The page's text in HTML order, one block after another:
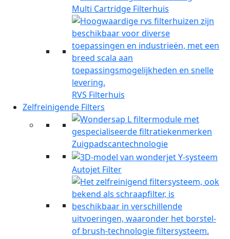
Multi Cartridge Filterhuis
RVS Filterhuis
Zelfreinigende Filters
Zuigpadscantechnologie
Autojet Filter